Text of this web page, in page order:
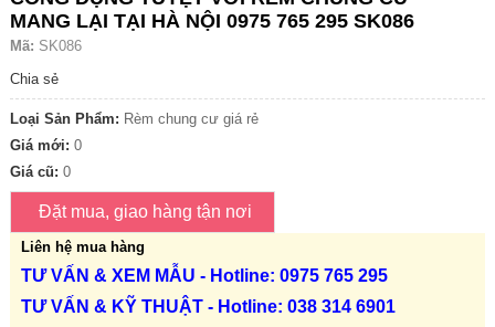
MANG LẠI TẠI HÀ NỘI 0975 765 295 SK086
Mã: SK086
Chia sẻ
Loại Sản Phẩm: Rèm chung cư giá rẻ
Giá mới: 0
Giá cũ: 0
Liên hệ mua hàng
TƯ VẤN & XEM MẪU - Hotline: 0975 765 295
TƯ VẤN & KỸ THUẬT- Hotline: 038 314 6901